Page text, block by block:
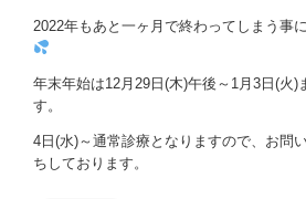
2022年もあと一ヶ月で終わってしまう事
年末年始は12月29日(木)午後～1月3日(火)
す。
4日(水)～通常診療となりますので、お問
ちしております。